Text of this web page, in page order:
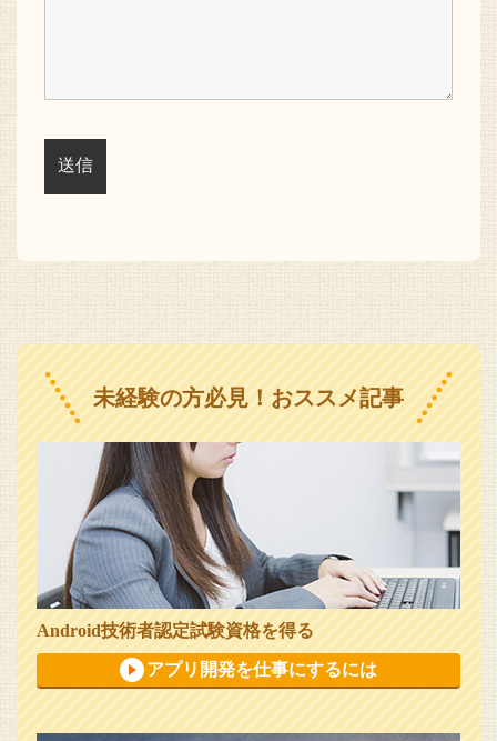
未経験の方必見！おススメ記事
Android技術者認定試験資格を得る
アプリ開発を仕事にするには